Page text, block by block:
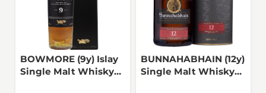
BOWMORE (9y) Islay
Single Malt Whisky
BUNNAHABHAIN (12y)
Single Malt Whisky